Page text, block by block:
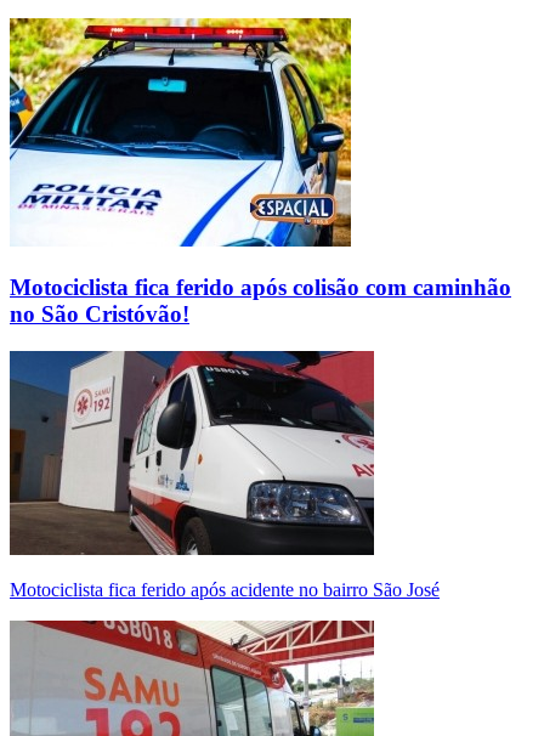
Motociclista fica ferido após colisão com caminhão
no São Cristóvão!
Motociclista fica ferido após acidente no bairro São José